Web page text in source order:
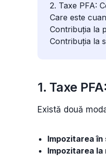
2. Taxe PFA:
Care este
Contribuția la
Contribuția la
1. Taxe
Există două
Impozitarea în
Impozitarea la